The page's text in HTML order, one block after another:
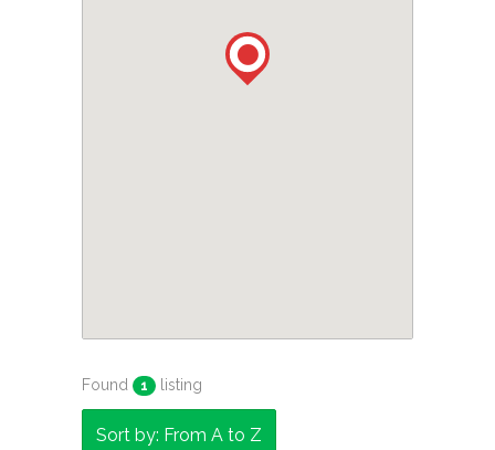
Found 1 listing
Sort by: From A to Z